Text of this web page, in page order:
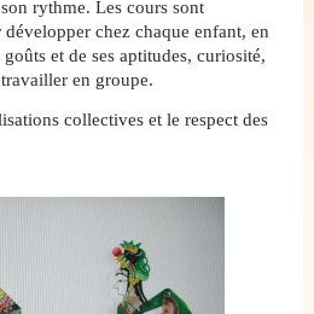
rythme. Les cours sont
chez chaque enfant, en
et de ses aptitudes, curiosité,
en groupe.
collectives et le respect des